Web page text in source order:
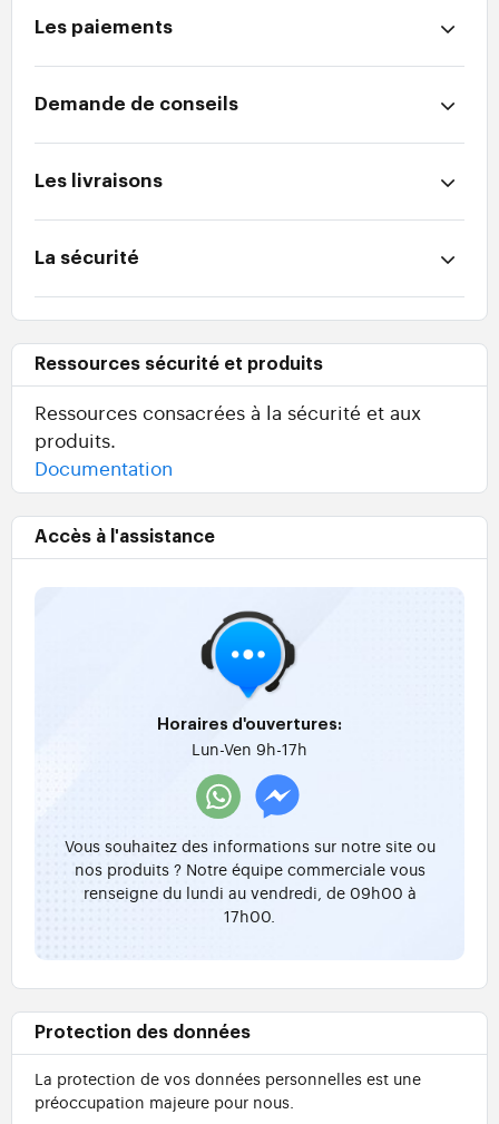
Les paiements
Demande de conseils
Les livraisons
La sécurité
Ressources sécurité et produits
Ressources consacrées à la sécurité et aux
produits.
Documentation
Accès à l'assistance
Horaires d'ouvertures:
Lun-Ven 9h-17h
Vous souhaitez des informations sur notre site ou
nos produits ? Notre équipe commerciale vous
renseigne du lundi au vendredi, de 09h00 à
17h00.
Protection des données
La protection de vos données personnelles est une
préoccupation majeure pour nous.